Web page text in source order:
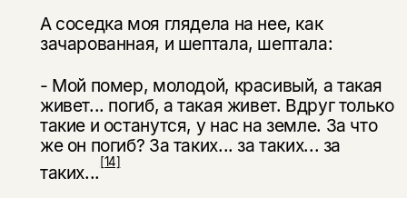
А соседка моя глядела на нее, как
зачарованная, и шептала, шептала:
- Мой помер, молодой, красивый, а такая
живет... погиб, а такая живет. Вдруг только
такие и останутся, у нас на земле. За что
же он погиб? За та­ких... за таких... за
таких...[14]